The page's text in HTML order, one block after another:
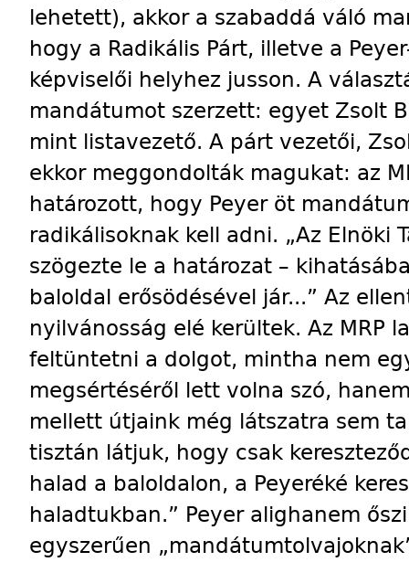
lehetett), akkor a szabaddá váló
hogy a Radikális Párt, illetve a
képviselői helyhez jusson. A
mandátumot szerzett: egyet Zsolt
mint listavezető. A párt vezetői,
ekkor meggondolták magukat: az
határozott, hogy Peyer öt
radikálisoknak kell adni. „Az Elnöki
szögezte le a határozat –
baloldal erősödésével jár...” Az
nyilvánosság elé kerültek. Az MRP
feltüntetni a dolgot, mintha nem
megsértéséről lett volna szó,
mellett útjaink még látszatra sem
tisztán látjuk, hogy csak
halad a baloldalon, a Peyeréké
haladtukban.” Peyer alighanem
egyszerűen